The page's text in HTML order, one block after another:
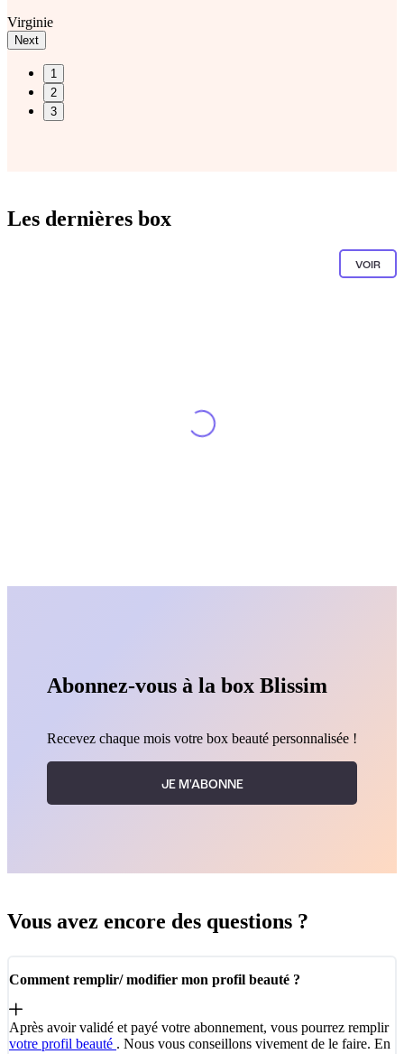
Virginie
Next
1
2
3
Les dernières box
VOIR
Abonnez-vous à la box Blissim
Recevez chaque mois votre box beauté personnalisée !
JE M'ABONNE
Vous avez encore des questions ?
Comment remplir/ modifier mon profil beauté ?
Après avoir validé et payé votre abonnement, vous pourrez remplir
votre profil beauté . Nous vous conseillons vivement de le faire. En